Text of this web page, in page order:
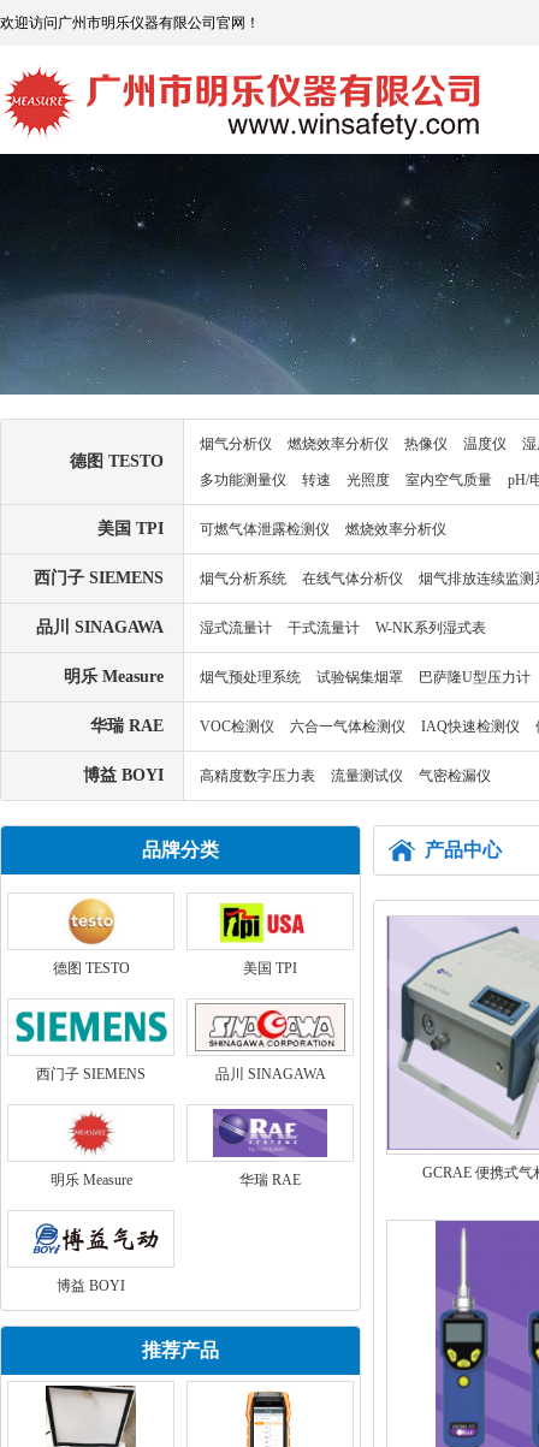
欢迎访问广州市明乐仪器有限公司官网！
德图 TESTO
烟气分析仪 燃烧效率分析仪 热像仪 温度仪
多功能测量仪 转速 光照度 室内空气质量 pH/
美国 TPI 可燃气体泄露检测仪 燃烧效率分析仪
西门子 SIEMENS 烟气分析系统 在线气体分析仪 烟气排放连续监测
品川 SINAGAWA 湿式流量计 干式流量计 W-NK系列湿式表
明乐 Measure 烟气预处理系统 试验锅集烟罩 巴萨隆U型压力计
华瑞 RAE VOC检测仪 六合一气体检测仪 IAQ快速检测仪
博益 BOYI 高精度数字压力表 流量测试仪 气密检漏仪
品牌分类
德图 TESTO 美国 TPI
西门子 SIEMENS 品川 SINAGAWA
明乐 Measure 华瑞 RAE
博益 BOYI
推荐产品
产品中心
GCRAE 便携式气